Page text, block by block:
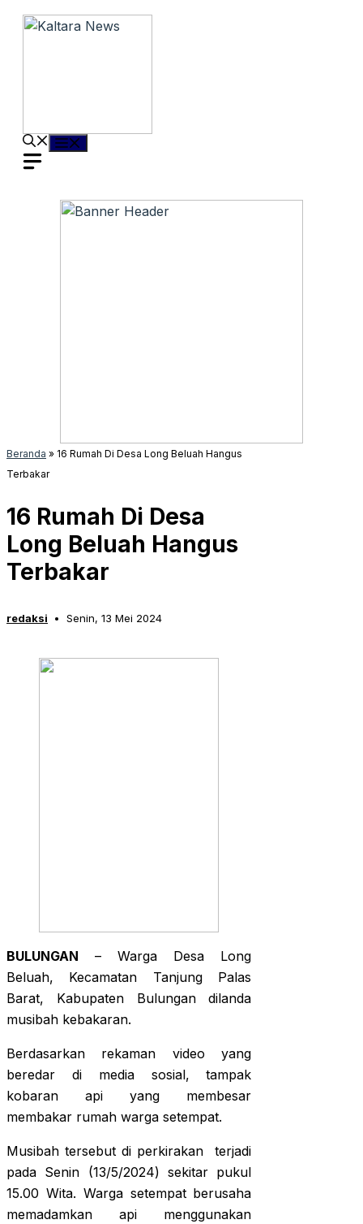
Langsung
Menu
Beranda » 16 Rumah Di Desa Long Beluah Hangus
Terbakar
16 Rumah Di Desa
Long Beluah Hangus
Terbakar
redaksi Senin, 13 Mei 2024
BULUNGAN – Warga Desa Long
Beluah, Kecamatan Tanjung Palas
Barat, Kabupaten Bulungan dilanda
musibah kebakaran.
Berdasarkan rekaman video yang
beredar di media sosial, tampak
kobaran api yang membesar
membakar rumah warga setempat.
Musibah tersebut di perkirakan terjadi
pada Senin (13/5/2024) sekitar pukul
15.00 Wita. Warga setempat berusaha
memadamkan api menggunakan